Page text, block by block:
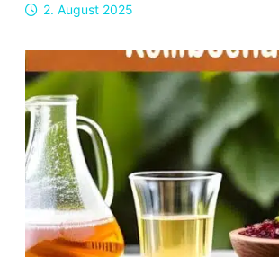
2. August 2025